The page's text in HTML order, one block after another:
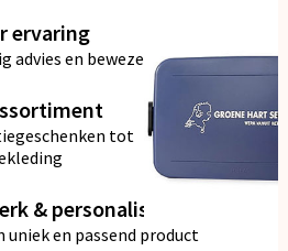
ervaring
advies en bewezen kwaliteit
tot
& personalisatie
uniek en passend product